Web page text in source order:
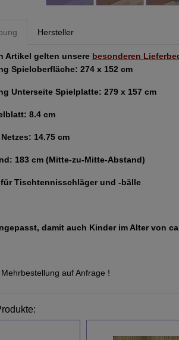
Hersteller
Artikel gelten unsere besonderen
Spieloberfläche: 274 x 152 cm
Unterseite Spielplatte: 279 x 157 cm
8.4 cm
14.75 cm
183 cm (Mitte-zu-Mitte-Abstand)
Tischtennisschläger und -bälle
damit auch Kinder im Alter von
auf Anfrage !